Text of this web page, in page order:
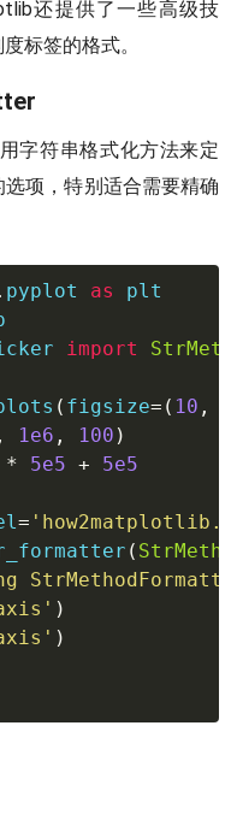
还提供了一些高级技
标签的格式。
字符串格式化方法来定
项，特别适合需要精确
pyplot as
import
( figsize= ( 10 ,
, 1e6 , 100 )
* 5e5 + 5e5
=
(
)
)